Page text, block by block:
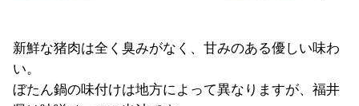
新鮮な猪肉は全く臭みがなく、甘みのある優しい味わ
い。
ぼたん鍋の味付けは地方によって異なりますが、福井